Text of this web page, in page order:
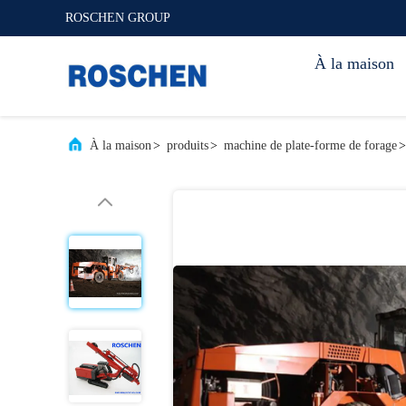
ROSCHEN GROUP
À la maison
À la maison> produits> machine de plate-forme de forage>